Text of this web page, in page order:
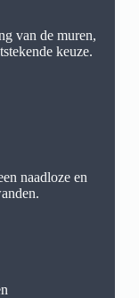
van de muren,
keuze.
naadloze en